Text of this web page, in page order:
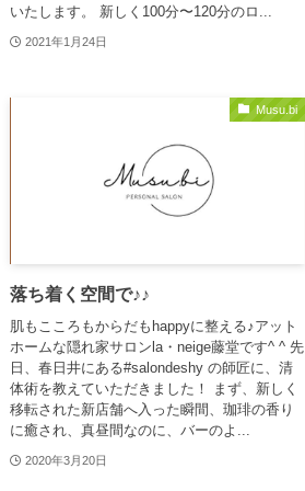
いたします。 新しく100分〜120分のロ...
2021年1月24日
Musu.bi
落ち着く空間で♪♪
肌もこころもからだもhappyに整える♪アット
ホームな隠れ家サロンla・neige藤堂です^ ^ 先
日、春日井にある#salondeshy の師匠に、清
体術を教えていただきました！ まず、新しく
移転された新店舗へ入った瞬間、珈琲の香り
に癒され、真昼間なのに、バーのよ...
2020年3月20日